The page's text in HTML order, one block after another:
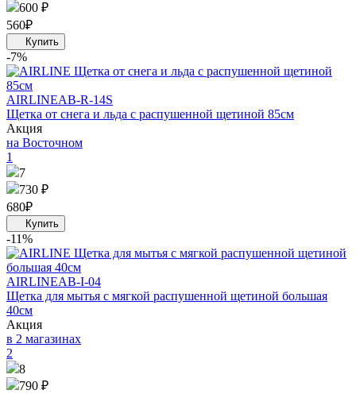
600 ₽
560₽
-7%
AIRLINEAB-R-14S
Щетка от снега и льда с распушенной щетиной 85см
Акция
на Восточном
1
7
730 ₽
680₽
-11%
AIRLINEAB-I-04
Щетка для мытья с мягкой распушенной щетиной большая
40см
Акция
в 2 магазинах
2
8
790 ₽